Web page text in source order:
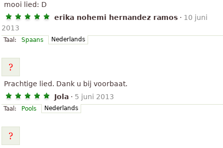
mooi lied: D
erika nohemi hernandez ramos · 10 juni
2013
Taal: Spaans Nederlands
Prachtige lied. Dank u bij voorbaat.
Jola · 5 juni 2013
Taal: Pools Nederlands